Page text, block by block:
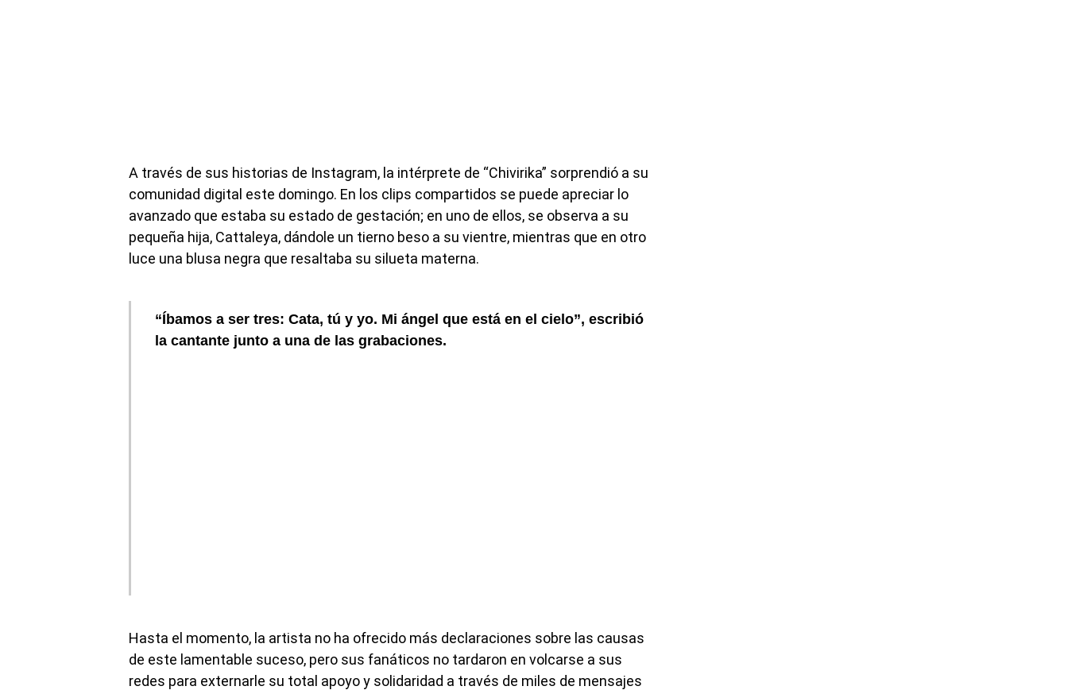
A través de sus historias de Instagram, la intérprete de “Chivirika” sorprendió a su
comunidad digital este domingo. En los clips compartidos se puede apreciar lo
avanzado que estaba su estado de gestación; en uno de ellos, se observa a su
pequeña hija, Cattaleya, dándole un tierno beso a su vientre, mientras que en otro
luce una blusa negra que resaltaba su silueta materna.
“Íbamos a ser tres: Cata, tú y yo. Mi ángel que está en el cielo”, escribió
la cantante junto a una de las grabaciones.
Hasta el momento, la artista no ha ofrecido más declaraciones sobre las causas
de este lamentable suceso, pero sus fanáticos no tardaron en volcarse a sus
redes para externarle su total apoyo y solidaridad a través de miles de mensajes